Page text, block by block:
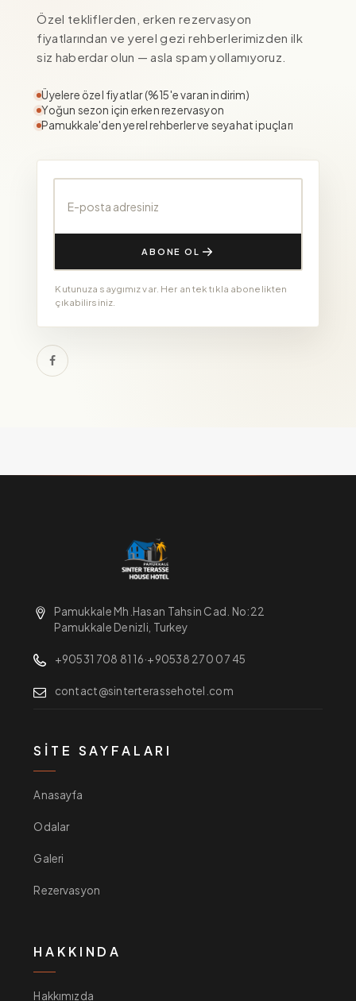
Özel tekliflerden, erken rezervasyon
fiyatlarından ve yerel gezi rehberlerimizden ilk
siz haberdar olun — asla spam yollamıyoruz.
Üyelere özel fiyatlar (%15'e varan indirim)
Yoğun sezon için erken rezervasyon
Pamukkale'den yerel rehberler ve seyahat ipuçları
ABONE OL
Kutunuza saygımız var. Her an tek tıkla abonelikten
çıkabilirsiniz.
Pamukkale Mh.Hasan Tahsin Cad. No:22
Pamukkale Denizli, Turkey
+90531 708 81 16·+90538 270 07 45
contact@sinterterassehotel.com
SITE SAYFALARI
Anasayfa
Odalar
Galeri
Rezervasyon
HAKKINDA
Hakkımızda